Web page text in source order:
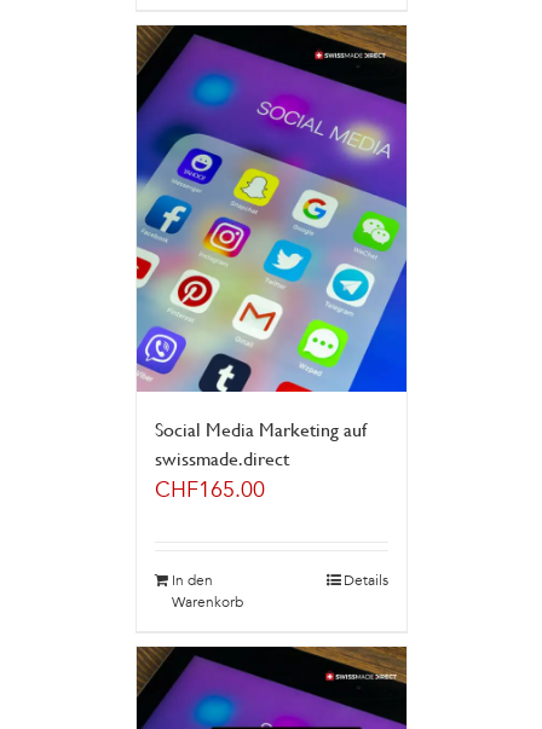
Social Media Marketing auf
swissmade.direct
CHF165.00
In den
Warenkorb
Details